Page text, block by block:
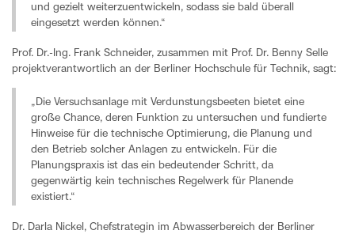
und gezielt weiterzuentwickeln, sodass sie bald überall
eingesetzt werden können.“
Prof. Dr.-Ing. Frank Schneider, zusammen mit Prof. Dr. Benny Selle
projektverantwortlich an der Berliner Hochschule für Technik, sagt:
„Die Versuchsanlage mit Verdunstungsbeeten bietet eine
große Chance, deren Funktion zu untersuchen und fundierte
Hinweise für die technische Optimierung, die Planung und
den Betrieb solcher Anlagen zu entwickeln. Für die
Planungspraxis ist das ein bedeutender Schritt, da
gegenwärtig kein technisches Regelwerk für Planende
existiert.“
Dr. Darla Nickel, Chefstrategin im Abwasserbereich der Berliner